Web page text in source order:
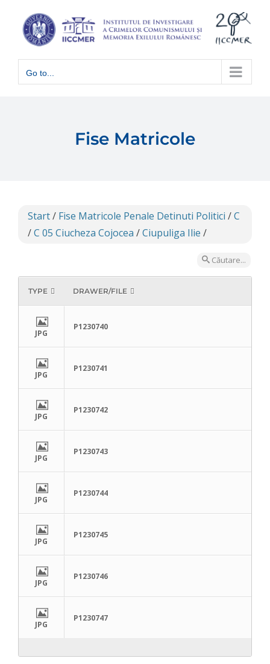
content
Go to...
Fise Matricole
Start/ Fise Matricole Penale Detinuti Politici /C
/C 05 Ciucheza Cojocea /Ciupuliga Ilie /
Căutare...
TYPE DRAWER/FILE
JPG
P1230740
JPG
P1230741
JPG
P1230742
JPG
P1230743
JPG
P1230744
JPG
P1230745
JPG
P1230746
JPG
P1230747